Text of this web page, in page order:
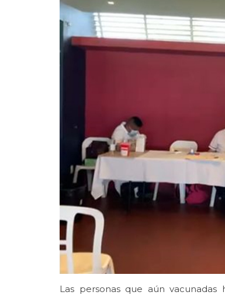
Las personas que aún vacunadas